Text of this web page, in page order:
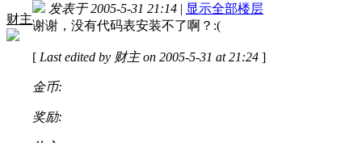
财主
发表于 2005-5-31 21:14 | 显示全部楼层
谢谢，没有代码表安装不了啊？:(
[ Last edited by 财主 on 2005-5-31 at 21:24 ]
金币:
奖励: